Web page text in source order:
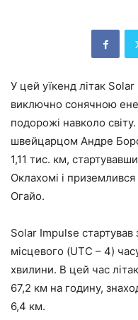
У цей уїкенд літак
виключно сонячною
подорожі навколо
швейцарцом Андре
1,11 тис. км,
Оклахомі і
Огайо.
Solar Impulse
місцевого (UTC – 4)
хвилини. В цей час
67,2 км на годину,
6,4 км.